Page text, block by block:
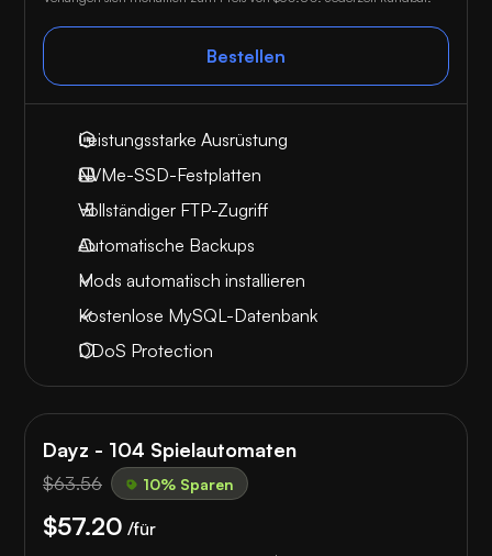
Bestellen
Leistungsstarke Ausrüstung
NVMe-SSD-Festplatten
Vollständiger FTP-Zugriff
Automatische Backups
Mods automatisch installieren
Kostenlose MySQL-Datenbank
DDoS Protection
Dayz - 104 Spielautomaten
$63.56 10% Sparen
$57.20 /für